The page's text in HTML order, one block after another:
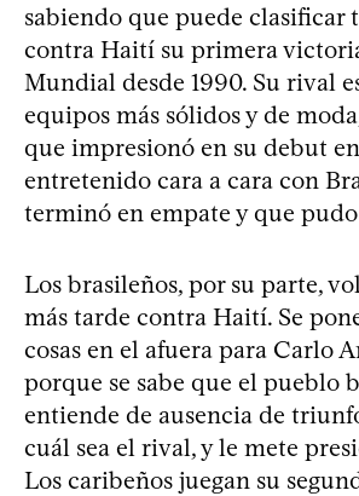
sabiendo que puede clasificar
contra Haití su primera
Mundial desde 1990. Su rival
equipos más sólidos y de
que impresionó en su debut
entretenido cara a cara con
terminó en empate y que
Los brasileños, por su parte,
más tarde contra Haití. Se
cosas en el afuera para Carlo
porque se sabe que el pueblo
entiende de ausencia de
cuál sea el rival, y le mete
Los caribeños juegan su